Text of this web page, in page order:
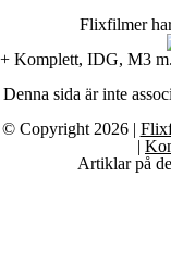
Flixfilmer
+ Komplett, IDG, M3
Denna sida är inte
© Copyright 2026 |
|
Artiklar på